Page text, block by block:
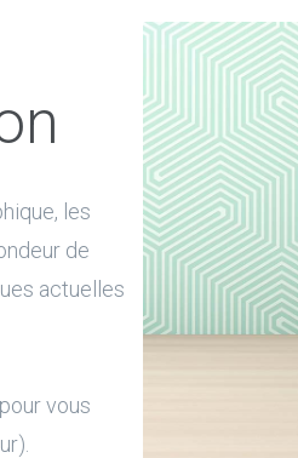
les
de
actuelles
vous